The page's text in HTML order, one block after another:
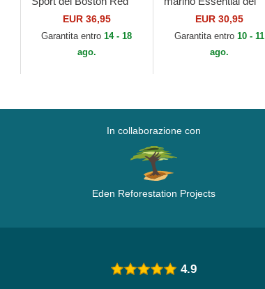
Sox MLB di New Era
EUR 36,95
Garantita entro14 - 18
ago.
Red Bull Racing
Formula 1 di New Era
EUR 30,95
Garantita entro 10 - 11
ago.
In collaborazione con
Eden Reforestation Projects
4.9